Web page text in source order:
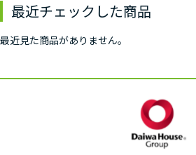
最近チェックした商品
最近見た商品がありません。